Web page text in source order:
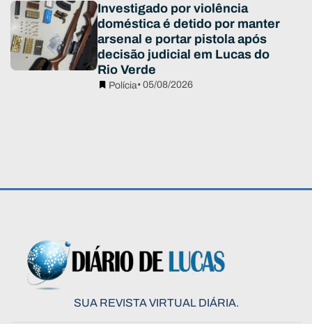
Investigado por violência
doméstica é detido por manter
arsenal e portar pistola após
decisão judicial em Lucas do
Rio Verde
Polícia• 05/08/2026
SUA REVISTA VIRTUAL DIÁRIA.